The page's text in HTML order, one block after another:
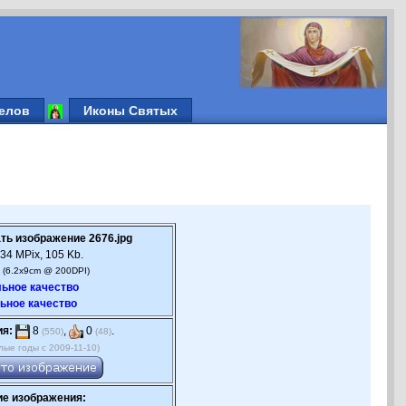
Иконы Святых
изображение 2676.jpg
MPix, 105 Kb.
@ 200DPI)
качество
качество
8(550), 0(48).
годы с 2009-11-10)
изображения: